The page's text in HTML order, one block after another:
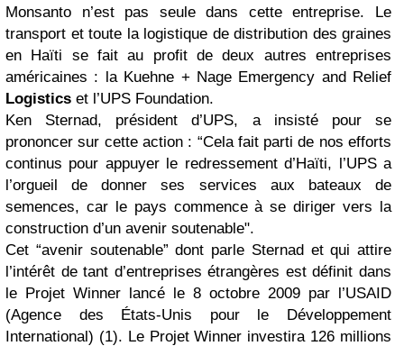
Monsanto n’est pas seule dans cette entreprise. Le
transport et toute la logistique de distribution des graines
en Haïti se fait au profit de deux autres entreprises
américaines : la Kuehne + Nage Emergency and Relief
Logistics et l’UPS Foundation.
Ken Sternad, président d’UPS, a insisté pour se
prononcer sur cette action : “Cela fait parti de nos efforts
continus pour appuyer le redressement d’Haïti, l’UPS a
l’orgueil de donner ses services aux bateaux de
semences, car le pays commence à se diriger vers la
construction d’un avenir soutenable".
Cet “avenir soutenable” dont parle Sternad et qui attire
l’intérêt de tant d’entreprises étrangères est définit dans
le Projet Winner lancé le 8 octobre 2009 par l’USAID
(Agence des États-Unis pour le Développement
International) (1). Le Projet Winner investira 126 millions